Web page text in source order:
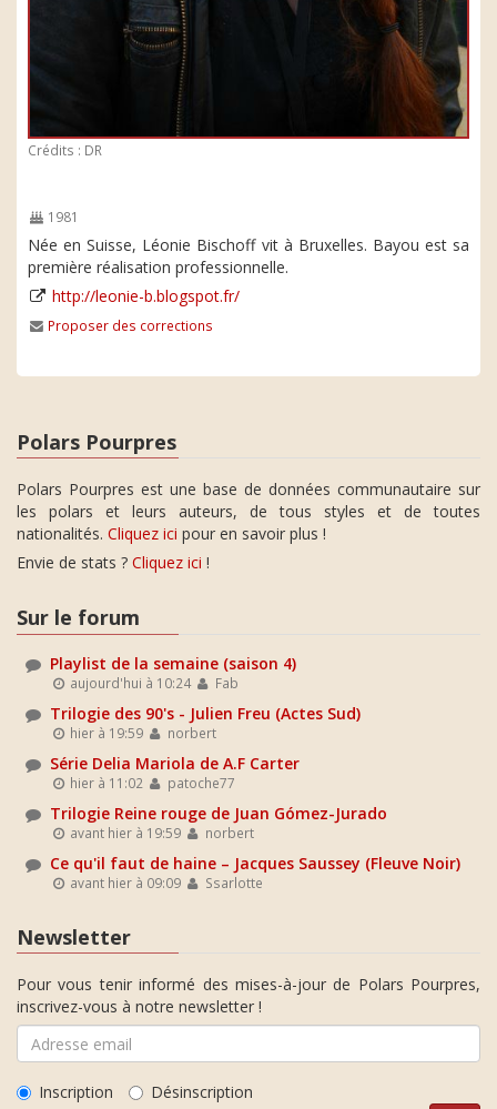
Crédits : DR
1981
Née en Suisse, Léonie Bischoff vit à Bruxelles. Bayou est sa
première réalisation professionnelle.
http://leonie-b.blogspot.fr/
Proposer des corrections
Polars Pourpres
Polars Pourpres est une base de données communautaire sur
les polars et leurs auteurs, de tous styles et de toutes
nationalités. Cliquez ici pour en savoir plus !
Envie de stats ? Cliquez ici !
Sur le forum
Playlist de la semaine (saison 4)
aujourd'hui à 10:24 Fab
Trilogie des 90's - Julien Freu (Actes Sud)
hier à 19:59 norbert
Série Delia Mariola de A.F Carter
hier à 11:02 patoche77
Trilogie Reine rouge de Juan Gómez-Jurado
avant hier à 19:59 norbert
Ce qu'il faut de haine – Jacques Saussey (Fleuve Noir)
avant hier à 09:09 Ssarlotte
Newsletter
Pour vous tenir informé des mises-à-jour de Polars Pourpres,
inscrivez-vous à notre newsletter !
Inscription Désinscription